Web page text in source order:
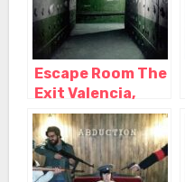
Escape Room The
Exit Valencia,
Valencia –
Valencia